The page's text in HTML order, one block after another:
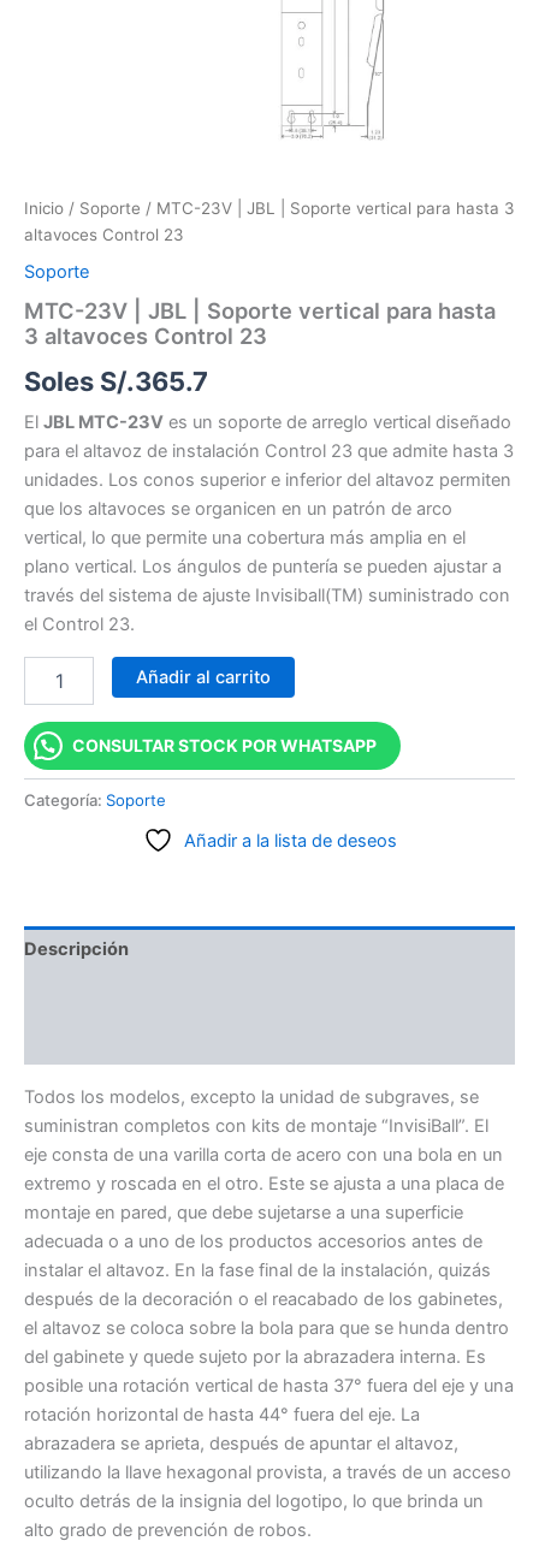
Inicio / Soporte / MTC-23V | JBL | Soporte vertical para hasta 3
altavoces Control 23
Soporte
MTC-23V | JBL | Soporte vertical para hasta
3 altavoces Control 23
Soles S/.365.7
El JBL MTC-23V es un soporte de arreglo vertical diseñado
para el altavoz de instalación Control 23 que admite hasta 3
unidades. Los conos superior e inferior del altavoz permiten
que los altavoces se organicen en un patrón de arco
vertical, lo que permite una cobertura más amplia en el
plano vertical. Los ángulos de puntería se pueden ajustar a
través del sistema de ajuste Invisiball(TM) suministrado con
el Control 23.
Añadir al carrito
CONSULTAR STOCK POR WHATSAPP
Categoría: Soporte
Añadir a la lista de deseos
Descripción
Todos los modelos, excepto la unidad de subgraves, se
suministran completos con kits de montaje “InvisiBall”. El
eje consta de una varilla corta de acero con una bola en un
extremo y roscada en el otro. Este se ajusta a una placa de
montaje en pared, que debe sujetarse a una superficie
adecuada o a uno de los productos accesorios antes de
instalar el altavoz. En la fase final de la instalación, quizás
después de la decoración o el reacabado de los gabinetes,
el altavoz se coloca sobre la bola para que se hunda dentro
del gabinete y quede sujeto por la abrazadera interna. Es
posible una rotación vertical de hasta 37° fuera del eje y una
rotación horizontal de hasta 44° fuera del eje. La
abrazadera se aprieta, después de apuntar el altavoz,
utilizando la llave hexagonal provista, a través de un acceso
oculto detrás de la insignia del logotipo, lo que brinda un
alto grado de prevención de robos.